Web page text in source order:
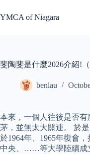
to
content
YMCA of Niagara
斐陶斐是什麼2026介紹!
benlau
本來，一個人往後是否
茅，並無太大關連。 於
於1964年、1965年復會
中央、……等大學陸續成